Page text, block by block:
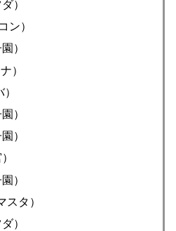
）
ン）
）
）
）
）
）
スタ）
）